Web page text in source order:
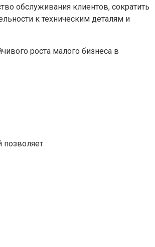
обслуживания клиентов, сократить
к техническим деталям и
роста малого бизнеса в